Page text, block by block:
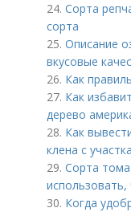
24. Сорта
сорта
25. Описание
вкусовые
26. Как
27. Как
дерево
28. Как
клена с участка
29. Сорта
30. Когда